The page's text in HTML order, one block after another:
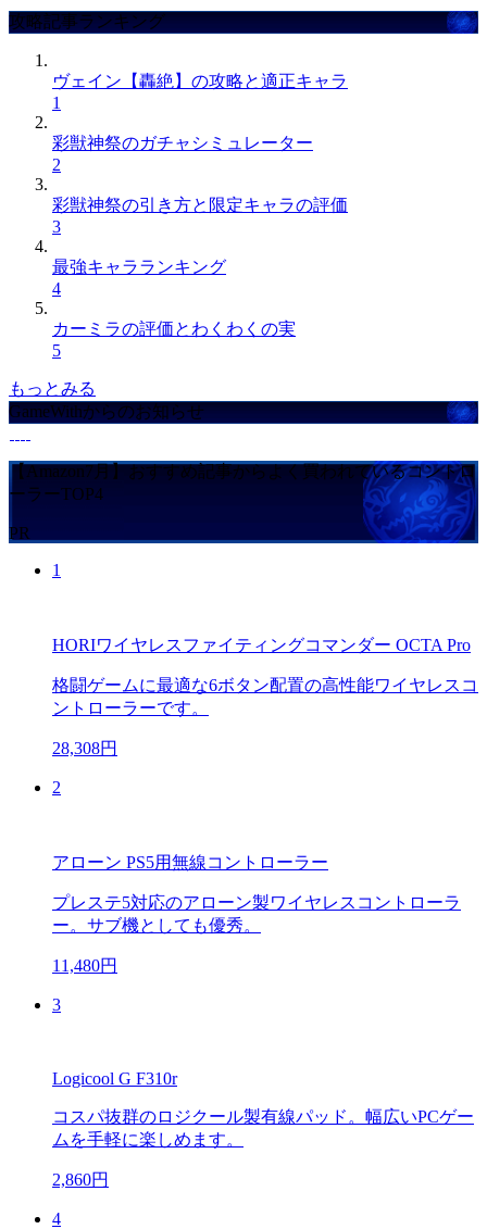
攻略記事ランキング
ヴェイン【轟絶】の攻略と適正キャラ
1
彩獣神祭のガチャシミュレーター
2
彩獣神祭の引き方と限定キャラの評価
3
最強キャラランキング
4
カーミラの評価とわくわくの実
5
もっとみる
GameWithからのお知らせ
【Amazon7月】おすすめ記事からよく買われているコントロ
ーラーTOP4
PR
1
HORIワイヤレスファイティングコマンダー OCTA Pro
格闘ゲームに最適な6ボタン配置の高性能ワイヤレスコ
ントローラーです。
28,308円
2
アローン PS5用無線コントローラー
プレステ5対応のアローン製ワイヤレスコントローラ
ー。サブ機としても優秀。
11,480円
3
Logicool G F310r
コスパ抜群のロジクール製有線パッド。幅広いPCゲー
ムを手軽に楽しめます。
2,860円
4